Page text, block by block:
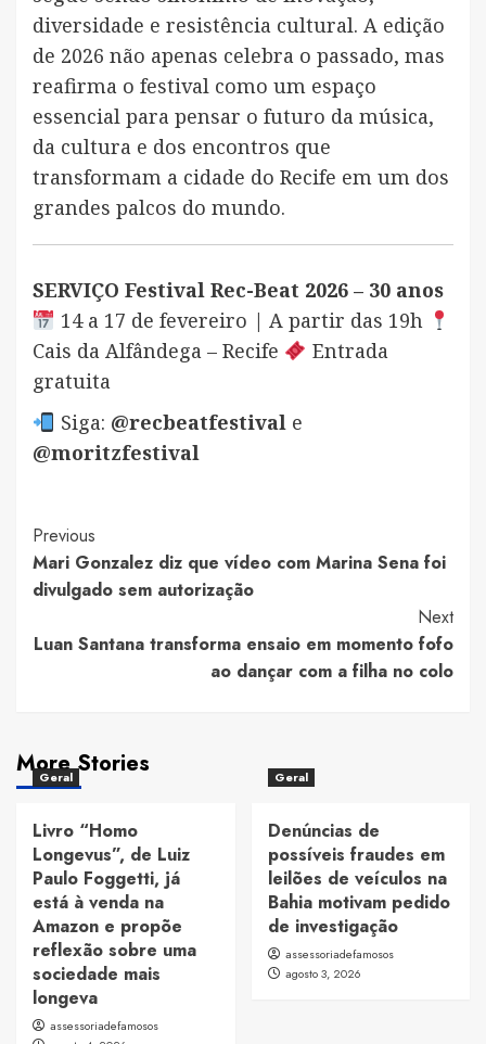
diversidade e resistência cultural. A edição
de 2026 não apenas celebra o passado, mas
reafirma o festival como um espaço
essencial para pensar o futuro da música,
da cultura e dos encontros que
transformam a cidade do Recife em um dos
grandes palcos do mundo.
SERVIÇO Festival Rec-Beat 2026 – 30 anos
14 a 17 de fevereiro | A partir das 19h
Cais da Alfândega – Recife
Entrada
gratuita
Siga: @recbeatfestivale
@moritzfestival
Post
Navigation
Previous
Mari Gonzalez diz que vídeo com Marina Sena foi
divulgado sem autorização
Next
Luan Santana transforma ensaio em momento fofo
ao dançar com a filha no colo
More Stories
Geral
Livro “Homo
Longevus”, de Luiz
Paulo Foggetti, já
está à venda na
Amazon e propõe
reflexão sobre uma
sociedade mais
longeva
assessoriadefamosos
Geral
Denúncias de
possíveis fraudes em
leilões de veículos na
Bahia motivam pedido
de investigação
assessoriadefamosos
agosto 3, 2026